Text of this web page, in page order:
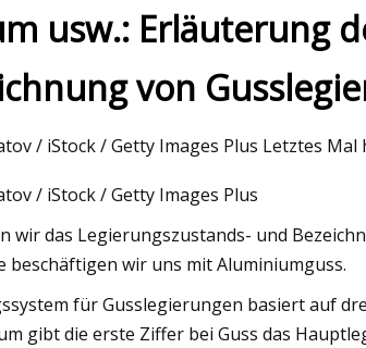
Mar 07, 2023
Zr55Cu35Al10-
usw.: Erläuterung
von
/ iStock / Getty Images Plus Letztes
/ iStock / Getty Images Plus
wir das Legierungszustands- und
beschäftigen wir uns mit Aluminiumguss.
für Gusslegierungen basiert auf
gibt die erste Ziffer bei Guss das